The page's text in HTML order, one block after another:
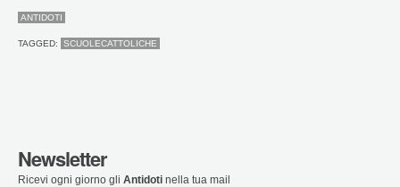
ANTIDOTI
TAGGED: SCUOLECATTOLICHE
Newsletter
Ricevi ogni giorno gli Antidoti nella tua mail